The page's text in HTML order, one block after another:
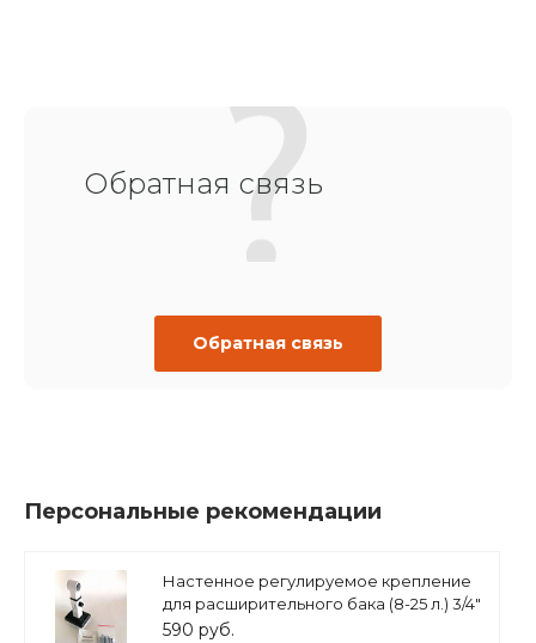
Обратная связь
Обратная связь
Персональные рекомендации
Настенное регулируемое крепление
для расширительного бака (8-25 л.) 3/4"
белое, ASKON
590 руб.